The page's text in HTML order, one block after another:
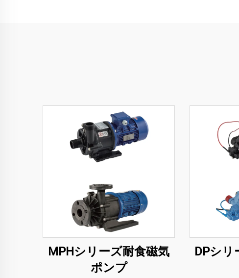
MPHシリーズ耐食磁気
ポンプ
DPシ